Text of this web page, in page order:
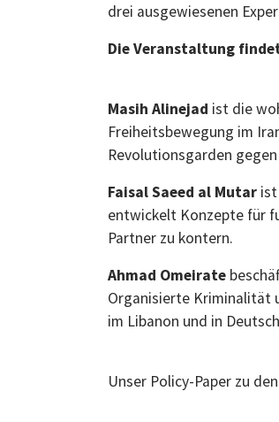
drei ausgewiesenen
Die Veranstaltung
Masih Alinejad ist die
Freiheitsbewegung im
Revolutionsgarden
Faisal Saeed al Mutar
entwickelt Konzepte für
Partner zu kontern.
Ahmad Omeirate
Organisierte Kriminalität
im Libanon und in
Unser Policy-Paper zu